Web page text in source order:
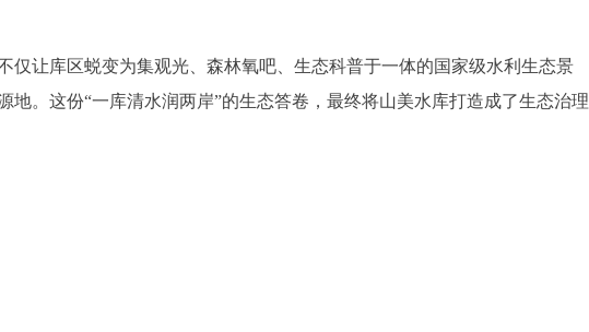
仅让库区蜕变为集观光、森林氧吧、生态科普于一体的国家级水利生态景
地。这份“一库清水润两岸”的生态答卷，最终将山美水库打造成了生态治理